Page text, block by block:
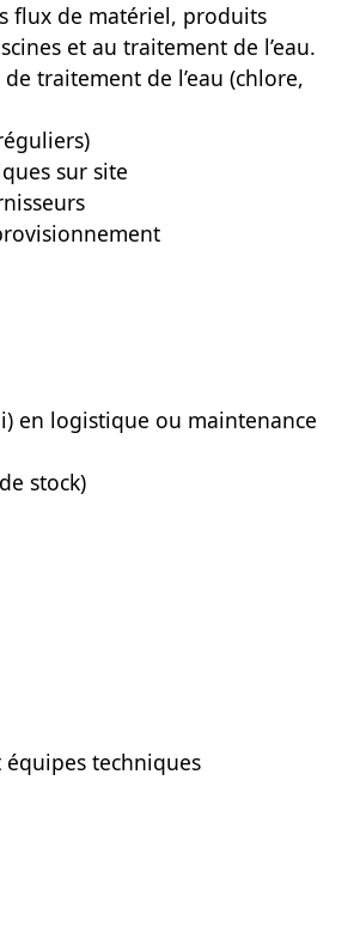
flux de matériel, produits
et au traitement de l’eau.
traitement de l’eau (chlore,
sur site
en logistique ou maintenance
stock)
équipes techniques